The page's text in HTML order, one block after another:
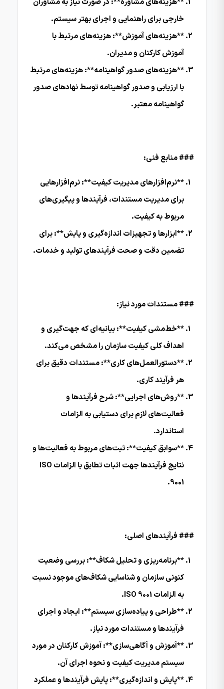
خارجی برای راهنمایی و اجرای بهتر سیستم.
**هزینه‌های آموزش**: هزینه‌های مرتبط با
آموزش کارکنان و مدیران.
**هزینه‌های صدور گواهینامه**: هزینه‌های مرتبط
با ارزیابی و صدور گواهینامه توسط نهادهای صدور
گواهینامه معتبر.
### منابع فنی:
**نرم‌افزارهای مدیریت کیفیت**: نرم‌افزارهایی
برای مدیریت مستندات، فرآیندها و پیگیری‌های
مربوط به کیفیت.
**ابزارها و تجهیزات اندازه‌گیری و پایش**: برای
تضمین دقت و صحت فرآیندهای تولید و خدمات.
### مستندات مورد نیاز:
**خط‌مشی کیفیت**: بیانیه‌ای که جهت‌گیری و
اهداف کلی کیفیت سازمان را مشخص می‌کند.
**دستورالعمل‌های کاری**: مستندات دقیق برای
هر فرآیند کاری.
**روش‌های اجرایی**: شرح فرآیندها و
فعالیت‌های لازم برای دستیابی به الزامات
استاندارد.
**سوابق کیفیت**: ثبت‌های مربوط به فعالیت‌ها و
نتایج فرآیندها جهت اثبات تطابق با الزامات ISO
9001.
### فرآیندهای اصلی:
**برنامه‌ریزی و تحلیل شکاف**: بررسی وضعیت
کنونی سازمان و شناسایی شکاف‌های موجود نسبت
به الزامات ISO 9001.
**طراحی و پیاده‌سازی سیستم**: ایجاد و اجرای
فرآیندها و مستندات مورد نیاز.
**آموزش و آگاهی‌سازی**: آموزش کارکنان در مورد
سیستم مدیریت کیفیت و نحوه اجرای آن.
**پایش و اندازه‌گیری**: پایش فرآیندها و عملکرد